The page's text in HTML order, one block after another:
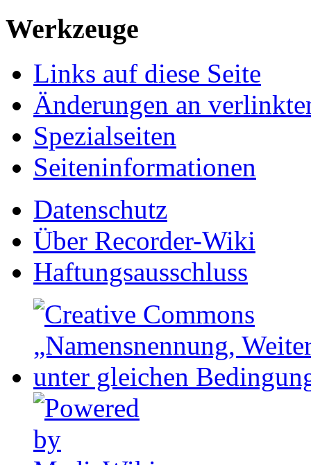
Werkzeuge
Links auf diese Seite
Änderungen an
Spezialseiten
Seiten­informationen
Datenschutz
Über Recorder-Wiki
Haftungsausschluss